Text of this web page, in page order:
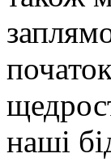
наші